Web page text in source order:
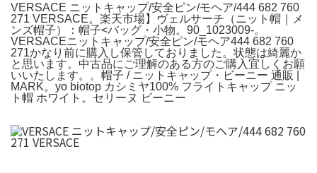
VERSACE ニットキャップ/安全ピン/モヘア/444 682 760
271 VERSACE。楽天市場】ヴェルサーチ（ニット帽｜メ
ンズ帽子）：帽子<バッグ・小物。90_1023009-。
VERSACEニットキャップ/安全ピン/モヘア444 682 760
271かなり前に購入し保管しておりました。状態は綺麗か
と思います。中古品にご理解のある方のご購入宜しくお願
いいたします。。帽子 / ニットキャップ・ビーニー 通販 |
MARK。yo biotop カシミヤ100% フライトキャップ ニッ
ト帽 ホワイト。セリーヌ ビーニー